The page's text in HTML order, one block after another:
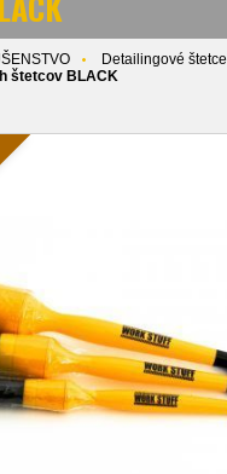
Detailingové štetce
štetcov BLACK